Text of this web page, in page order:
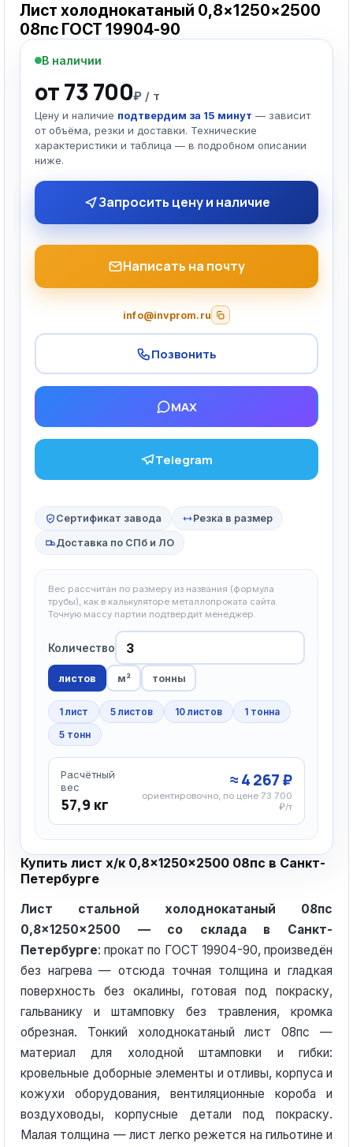
Лист холоднокатаный 0,8×1250×2500
08пс ГОСТ 19904-90
В наличии
от 73 700₽ / т
Цену и наличие подтвердим за 15 минут — зависит
от объёма, резки и доставки. Технические
характеристики и таблица — в подробном описании
ниже.
Запросить цену и наличие
Написать на почту
info@invprom.ru
Позвонить
MAX
Telegram
Сертификат завода Резка в размер
Доставка по СПб и ЛО
Вес рассчитан по размеру из названия (формула
трубы), как в калькуляторе металлопроката сайта.
Точную массу партии подтвердит менеджер.
Количество
листов м² тонны
1 лист 5 листов 10 листов
1 тонна
5 тонн
Расчётный
вес
57,9 кг
≈ 4 267 ₽
ориентировочно, по цене 73 700
₽/т
Купить лист х/к 0,8×1250×2500 08пс в Санкт-
Петербурге
Лист стальной холоднокатаный 08пс
0,8×1250×2500 — со склада в Санкт-
Петербурге: прокат по ГОСТ 19904-90, произведён
без нагрева — отсюда точная толщина и гладкая
поверхность без окалины, готовая под покраску,
гальванику и штамповку без травления, кромка
обрезная. Тонкий холоднокатаный лист 08пс —
материал для холодной штамповки и гибки:
кровельные доборные элементы и отливы, корпуса и
кожухи оборудования, вентиляционные короба и
воздуховоды, корпусные детали под покраску.
Малая толщина — лист легко режется на гильотине и